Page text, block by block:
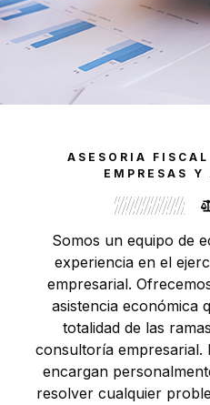
ASESORIA
EMPRESAS Y
Somos un equipo de
experiencia en el
empresarial.
asistencia económica
totalidad de las
consultoría empresarial.
encargan
resolver cualquier